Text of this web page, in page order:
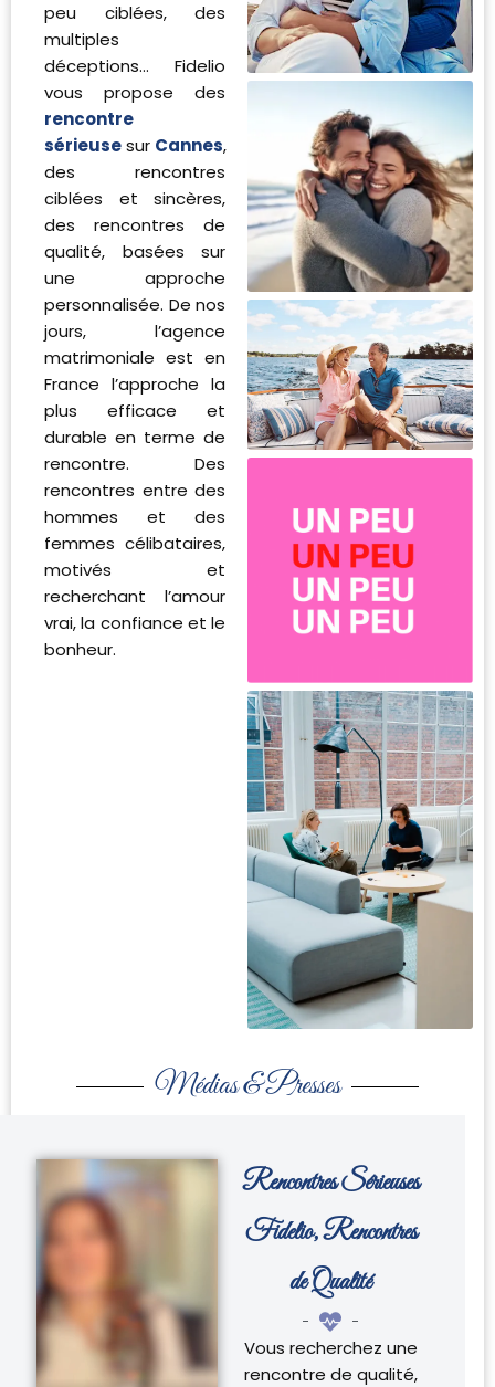
peu ciblées, des
multiples
déceptions… Fidelio
vous propose des
rencontre
sérieusesur Cannes,
des rencontres
ciblées et sincères,
des rencontres de
qualité, basées sur
une approche
personnalisée. De nos
jours, l’agence
matrimoniale est en
France l’approche la
plus efficace et
durable en terme de
rencontre. Des
rencontres entre des
hommes et des
femmes célibataires,
motivés et
recherchant l’amour
vrai, la confiance et le
bonheur.
Médias & Presses
Rencontres Sérieuses
Fidelio, Rencontres
de Qualité
Vous recherchez une
rencontre de qualité,